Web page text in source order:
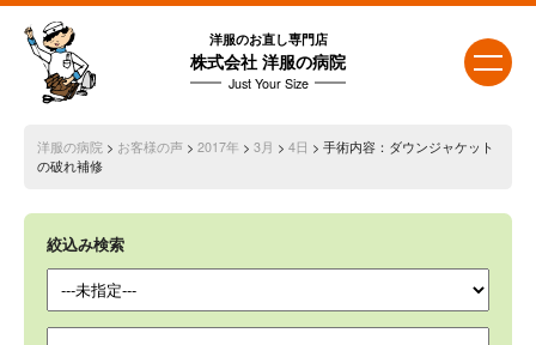
洋服のお直し専門店
株式会社 洋服の病院
Just Your Size
洋服の病院 > お客様の声> 2017年 > 3月 > 4日 > 手術内容：ダウンジャケット
の破れ補修
絞込み検索